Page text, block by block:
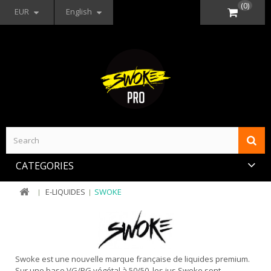
EUR English
(0)
CATEGORIES
E-LIQUIDES SWOKE
Swoke est une nouvelle marque française de liquides premium.